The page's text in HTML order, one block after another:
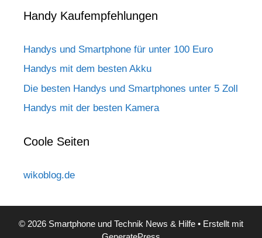
Handy Kaufempfehlungen
Handys und Smartphone für unter 100 Euro
Handys mit dem besten Akku
Die besten Handys und Smartphones unter 5 Zoll
Handys mit der besten Kamera
Coole Seiten
wikoblog.de
© 2026 Smartphone und Technik News & Hilfe • Erstellt mit